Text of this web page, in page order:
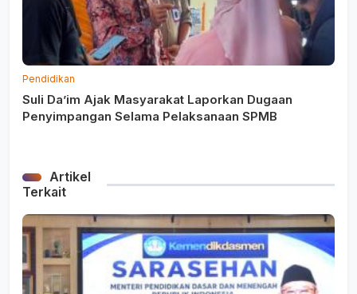
Pendidikan
Suli Da’im Ajak Masyarakat Laporkan Dugaan
Penyimpangan Selama Pelaksanaan SPMB
Artikel
Terkait